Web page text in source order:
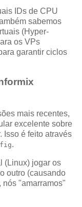
IDs de CPU
sabemos
(Hyper-
os VPs
garantir ciclos
mais recentes,
excelente sobre
Isso é feito através
.
(Linux) jogar os
outro (causando
nós "amarramos"